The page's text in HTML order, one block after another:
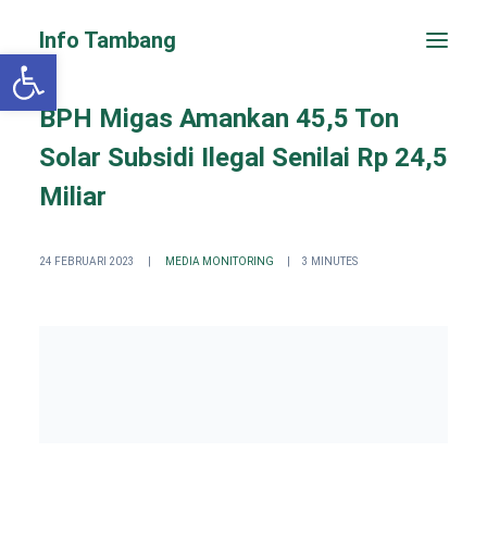
Info Tambang
BPH Migas Amankan 45,5 Ton
Solar Subsidi Ilegal Senilai Rp 24,5
Miliar
24 FEBRUARI 2023 MEDIA MONITORING 3 MINUTES
Open toolbar